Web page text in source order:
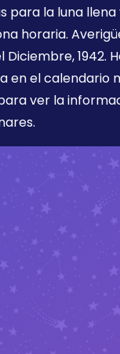
para la luna llena
horaria.
Diciembre, 1942.
en el calendario
ver la